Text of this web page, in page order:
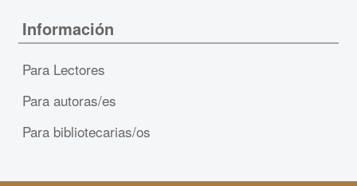
Información
Para Lectores
Para autoras/es
Para bibliotecarias/os